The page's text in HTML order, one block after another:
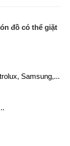
đồ có thể giặt
Samsung,...